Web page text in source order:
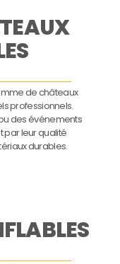
de châteaux
professionnels.
des événements
par leur qualité
durables.